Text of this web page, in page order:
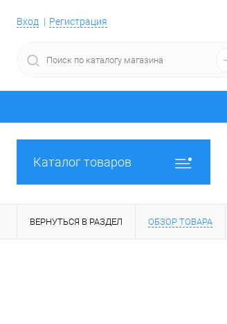
Вход Регистрация
Каталог товаров
ВЕРНУТЬСЯ В РАЗДЕЛ ОБЗОР ТОВАРА